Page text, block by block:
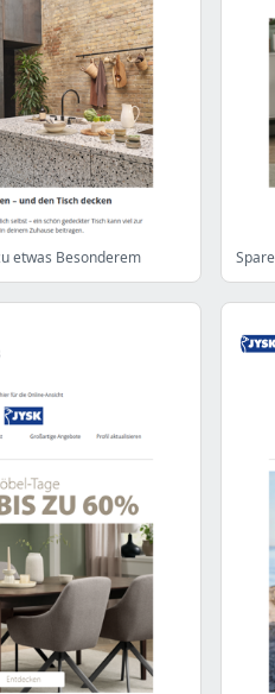
etwas Besonderem